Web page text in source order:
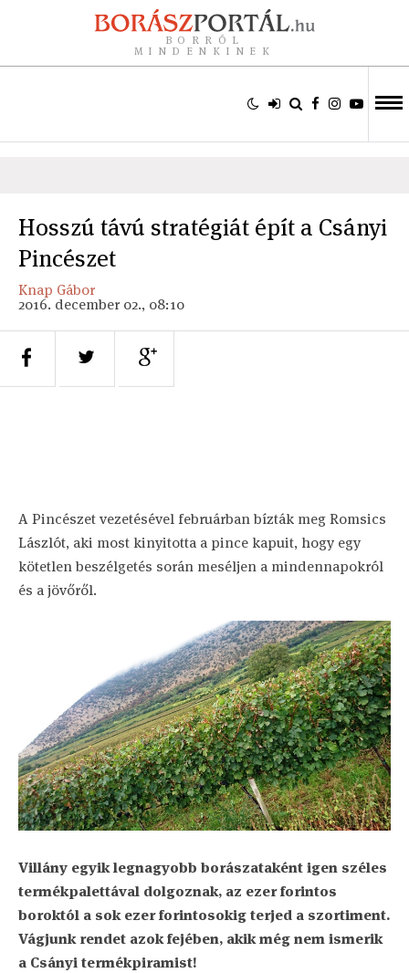
BORRÓL
MINDENKINEK
Hosszú távú stratégiát épít a Csányi
Pincészet
Knap Gábor
2016. december 02., 08:10
A Pincészet vezetésével februárban bízták meg Romsics
Lászlót, aki most kinyitotta a pince kapuit, hogy egy
kötetlen beszélgetés során meséljen a mindennapokról
és a jövőről.
Villány egyik legnagyobb borászataként igen széles
termékpalettával dolgoznak, az ezer forintos
boroktól a sok ezer forintosokig terjed a szortiment.
Vágjunk rendet azok fejében, akik még nem ismerik
a Csányi termékpiramist!